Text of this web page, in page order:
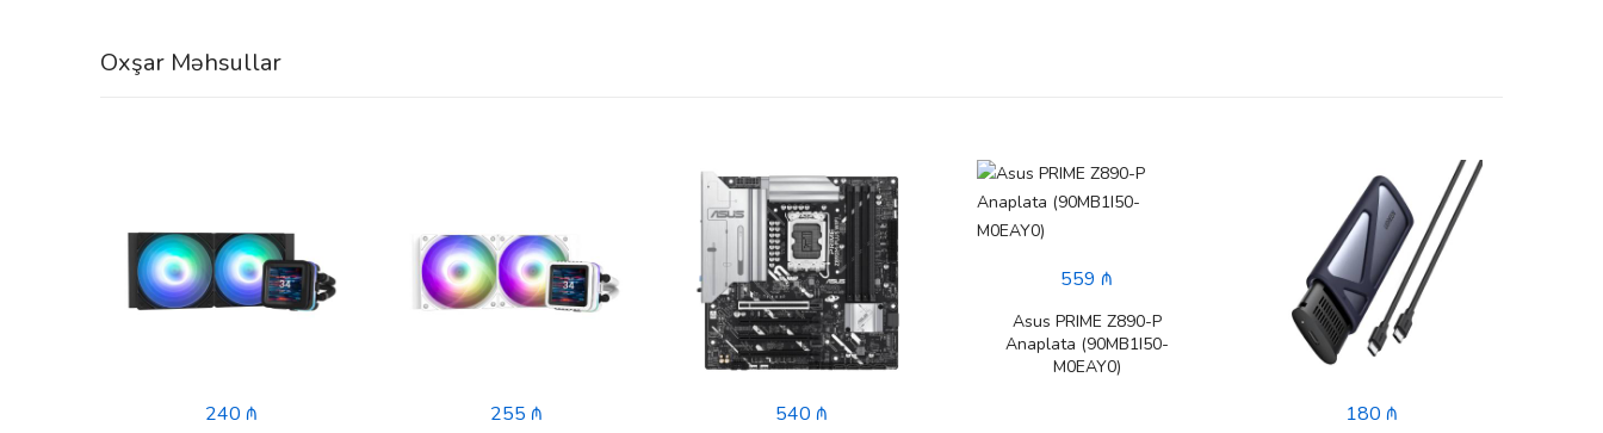
Oxşar Məhsullar
240 ₼ 255 ₼ 540 ₼
559 ₼
Asus PRIME Z890-P
Anaplata (90MB1I50-
M0EAY0)
180 ₼